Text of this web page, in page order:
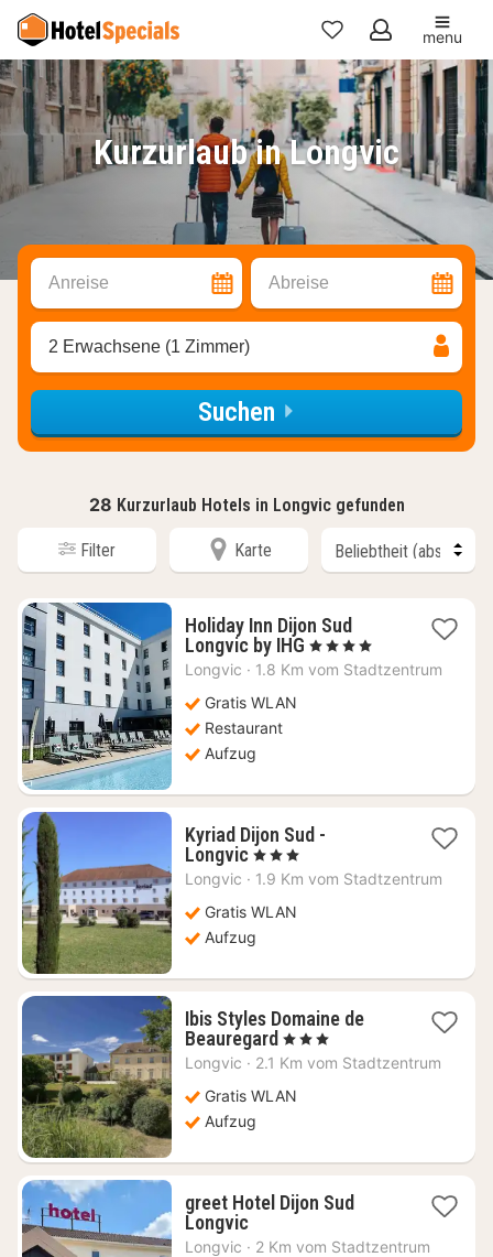
Meine
Favoriten
menu
Kurzurlaub in Longvic
Anreise Abreise
2 Erwachsene (1 Zimmer)
Suchen
28 Kurzurlaub Hotels in Longvic gefunden
Filter Karte
Holiday Inn Dijon Sud
Longvic by IHG 1
Nacht
, 4 Sterne
Longvic · 1.8 Km vom Stadtzentrum
Gratis WLAN
Restaurant
Aufzug
Kyriad Dijon Sud -
Longvic1
Nacht
59,09
€
, 3 Sterne
Longvic · 1.9 Km vom Stadtzentrum
Gratis WLAN
Aufzug
Ibis Styles Domaine de
Beauregard 1
Nacht
115,02
, 3 Sterne
Longvic · 2.1 Km vom Stadtzentrum
Gratis WLAN
Aufzug
greet Hotel Dijon Sud
Longvic1
Nacht
Longvic · 2 Km vom Stadtzentrum